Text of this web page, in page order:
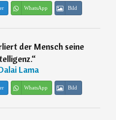
WhatsApp Bild
der Mensch seine
“
Lama
WhatsApp Bild